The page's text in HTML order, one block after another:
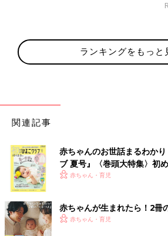
ランキングをもっと
関連記事
赤ちゃんのお世話まるわか
ブ 夏号』〈巻頭大特集〉初
く！ おっぱい・ミルクの基
赤ちゃん・育児
赤ちゃんが生まれたら！2冊
赤ちゃん・育児